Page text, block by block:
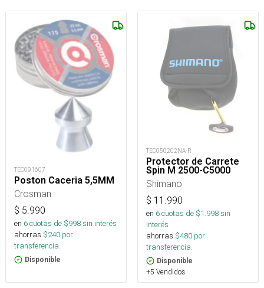
TEC091607
Poston Caceria 5,5MM
Crosman
$ 5.990
en 6cuotas de $998sin interés
ahorras $240 por
transferencia.
Disponible
TEC050202NA-R
Protector de Carrete
Spin M 2500-C5000
Shimano
$ 11.990
en 6cuotas de $1.998sin
interés
ahorras $480 por
transferencia.
Disponible
+5 Vendidos